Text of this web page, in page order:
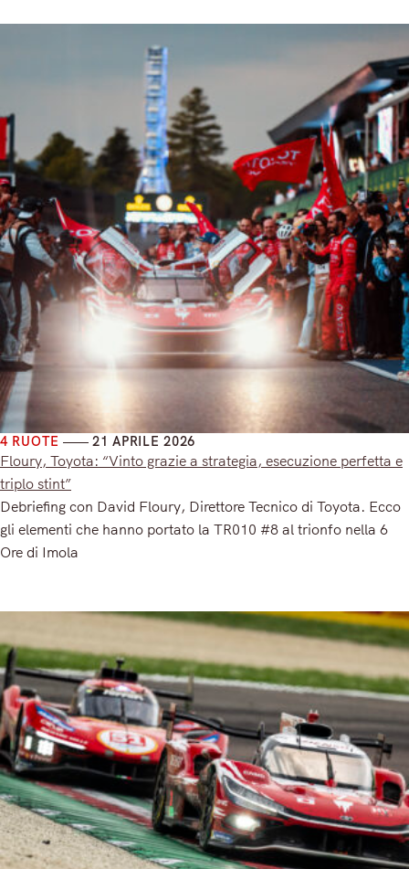
4 RUOTE 21 APRILE 2026
Floury, Toyota: “Vinto grazie a strategia, esecuzione perfetta e
triplo stint”
Debriefing con David Floury, Direttore Tecnico di Toyota. Ecco
gli elementi che hanno portato la TR010 #8 al trionfo nella 6
Ore di Imola